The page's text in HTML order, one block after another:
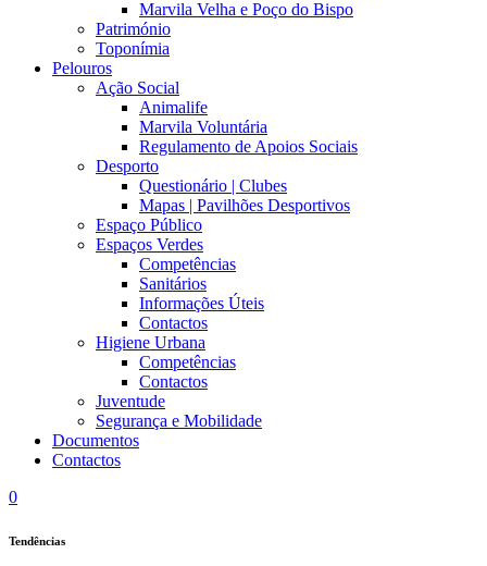
Marvila Velha e Poço do Bispo
Património
Toponímia
Pelouros
Ação Social
Animalife
Marvila Voluntária
Regulamento de Apoios Sociais
Desporto
Questionário | Clubes
Mapas | Pavilhões Desportivos
Espaço Público
Espaços Verdes
Competências
Sanitários
Informações Úteis
Contactos
Higiene Urbana
Competências
Contactos
Juventude
Segurança e Mobilidade
Documentos
Contactos
0
Tendências